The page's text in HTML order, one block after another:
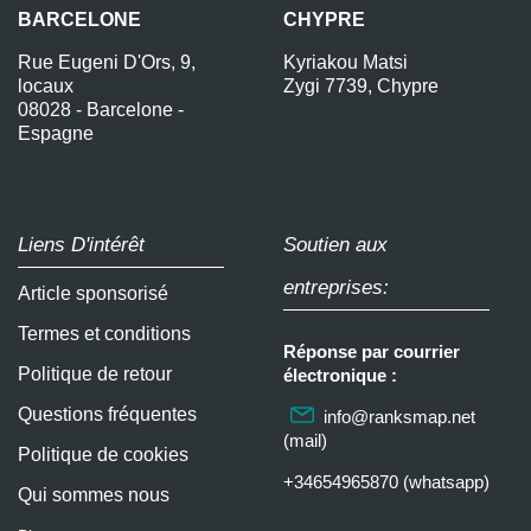
BARCELONE
Rue Eugeni D'Ors, 9,
locaux
08028 - Barcelone -
Espagne
CHYPRE
Kyriakou Matsi
Zygi 7739, Chypre
Liens D'intérêt
Article sponsorisé
Termes et conditions
Politique de retour
Questions fréquentes
Politique de cookies
Qui sommes nous
Soutien aux
entreprises:
Réponse par courrier
électronique :
info@ranksmap.net
(mail)
+34654965870 (whatsapp)